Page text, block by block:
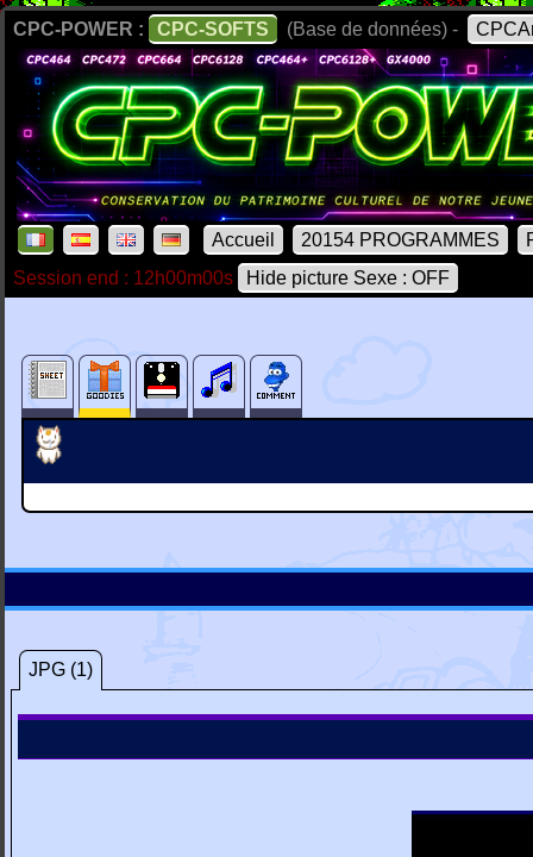
CPC-POWER : CPC-SOFTS (Base de données) -
Accueil 20154 PROGRAMMES
Session end : 12h00m00s
Hide picture Sexe : OFF
JPG (1)